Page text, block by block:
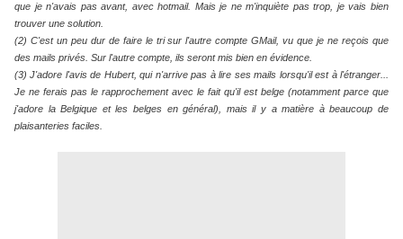
que je n'avais pas avant, avec hotmail. Mais je ne m'inquiète pas trop, je vais bien
trouver une solution.
(2) C'est un peu dur de faire le tri sur l'autre compte GMail, vu que je ne reçois que
des mails privés. Sur l'autre compte, ils seront mis bien en évidence.
(3) J'adore l'avis de Hubert, qui n'arrive pas à lire ses mails lorsqu'il est à l'étranger...
Je ne ferais pas le rapprochement avec le fait qu'il est belge (notamment parce que
j'adore la Belgique et les belges en général), mais il y a matière à beaucoup de
plaisanteries faciles.